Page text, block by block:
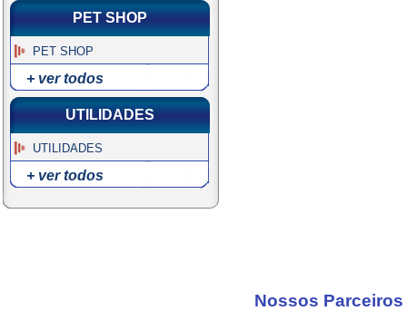
PET SHOP
PET SHOP
+ ver todos
UTILIDADES
UTILIDADES
+ ver todos
Nossos Parceiros